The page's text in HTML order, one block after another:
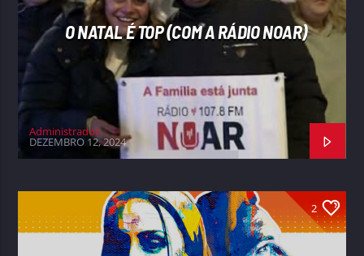
O NATAL É TOP (COM A RÁDIO NOAR)
Administrador
DEZEMBRO 12, 2024
2